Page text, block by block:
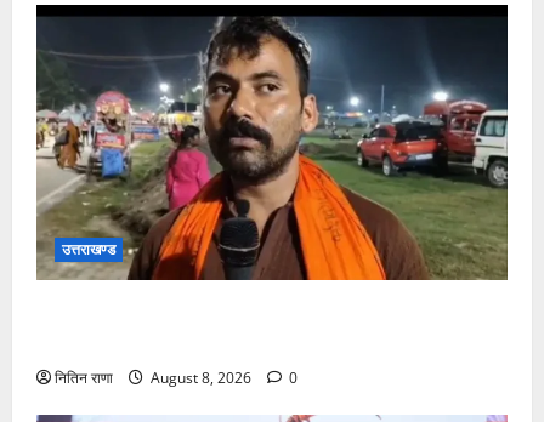
उत्तराखण्ड
नितिन राणा August 8, 2026 0